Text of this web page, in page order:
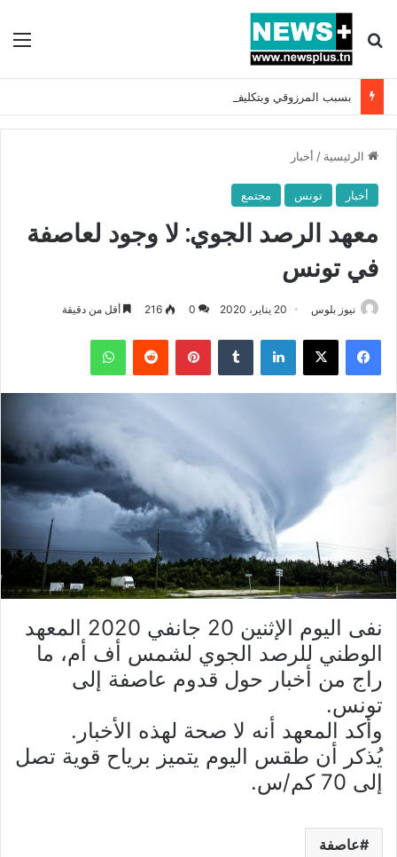
بحث عن
الرئيسية / أخبار
أخبار تونس مجتمع
معهد الرصد الجوي: لا وجود لعاصفة
في تونس
نيوز بلوس 20 يناير، 2020 0
216 أقل من دقيقة
فيسبوك X لينكدإن بينتيريست واتساب
نفى اليوم الإثنين 20 جانفي 2020 المعهد
الوطني للرصد الجوي لشمس أف أم، ما
راج من أخبار حول قدوم عاصفة إلى
تونس.
وأكد المعهد أنه لا صحة لهذه الأخبار.
يُذكر أن طقس اليوم يتميز برياح قوية تصل
إلى 70 كم/س.
عاصفة